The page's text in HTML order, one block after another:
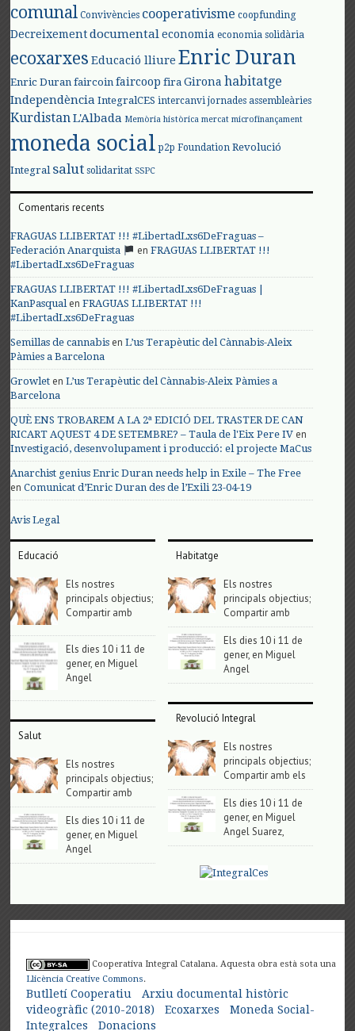
comunal Convivències cooperativisme coopfunding
Decreixement documental economia economia solidària
ecoxarxes Educació lliure Enric Duran
Enric Duran faircoin faircoop fira Girona habitatge
Independència IntegralCES intercanvi jornades assembleàries
KurdistanL'Albada Memòria històrica mercat microfinançament
moneda social p2p Foundation Revolució
Integral salut solidaritat SSPC
Comentaris recents
FRAGUAS LLIBERTAT !!! #LibertadLxs6DeFraguas –
Federación Anarquista
enFRAGUAS LLIBERTAT !!!
#LibertadLxs6DeFraguas
FRAGUAS LLIBERTAT !!! #LibertadLxs6DeFraguas |
KanPasqualenFRAGUAS LLIBERTAT !!!
#LibertadLxs6DeFraguas
Semillas de cannabis enL’us Terapèutic del Cànnabis-Aleix
Pàmies a Barcelona
Growlet enL’us Terapèutic del Cànnabis-Aleix Pàmies a
Barcelona
QUÈ ENS TROBAREM A LA 2ª EDICIÓ DEL TRASTER DE CAN
RICART AQUEST 4 DE SETEMBRE? – Taula de l'Eix Pere IV en
Investigació, desenvolupament i producció: el projecte MaCus
Anarchist genius Enric Duran needs help in Exile – The Free
enComunicat d’Enric Duran des de l’Exili 23-04-19
Avis Legal
Educació
Els nostres
principals objectius;
Compartir amb
Els dies 10 i 11 de
gener, en Miguel
Angel
Salut
Els nostres
principals objectius;
Compartir amb
Els dies 10 i 11 de
gener, en Miguel
Angel
Habitatge
Els nostres
principals objectius;
Compartir amb
Els dies 10 i 11 de
gener, en Miguel
Angel
Revolució Integral
Els nostres
principals objectius;
Compartir amb els
Els dies 10 i 11 de
gener, en Miguel
Angel Suarez,
Cooperativa Integral Catalana. Aquesta obra està sota una
Llicència Creative Commons.
Butlletí Cooperatiu
Arxiu documental històric
videogràfic (2010-2018)
Ecoxarxes
Moneda Social-
Integralces
Donacions